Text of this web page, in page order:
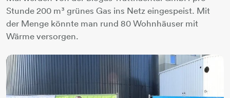
Stunde 200 m³ grünes Gas ins Netz eingespeist. Mit
der Menge könnte man rund 80 Wohnhäuser mit
Wärme versorgen.